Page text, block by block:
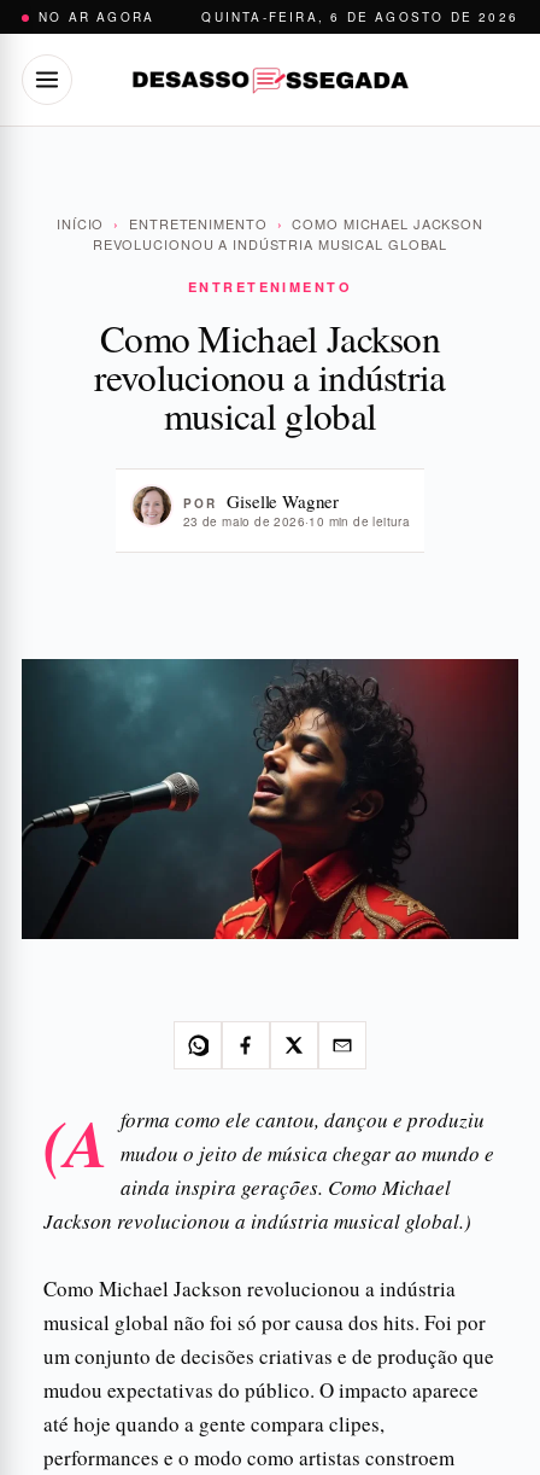
Pular
conteúdo
NO AR AGORA QUINTA-FEIRA, 6 DE AGOSTO DE 2026
INÍCIO › ENTRETENIMENTO › COMO MICHAEL JACKSON
REVOLUCIONOU A INDÚSTRIA MUSICAL GLOBAL
ENTRETENIMENTO
Como Michael Jackson
revolucionou a indústria
musical global
POR Giselle Wagner
23 de maio de 2026·10 min de leitura
(A forma como ele cantou, dançou e produziu
mudou o jeito de música chegar ao mundo e
ainda inspira gerações. Como Michael
Jackson revolucionou a indústria musical global.)
Como Michael Jackson revolucionou a indústria
musical global não foi só por causa dos hits. Foi por
um conjunto de decisões criativas e de produção que
mudou expectativas do público. O impacto aparece
até hoje quando a gente compara clipes,
performances e o modo como artistas constroem